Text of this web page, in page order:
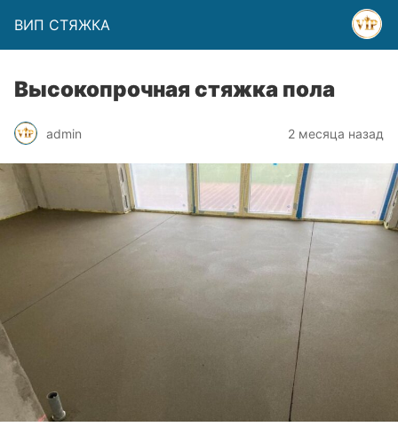
ВИП СТЯЖКА
Высокопрочная стяжка пола
admin 2 месяца назад